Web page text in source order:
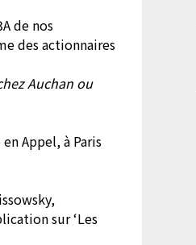
de nos
des actionnaires
Auchan ou
Appel, à Paris
sur ‘Les